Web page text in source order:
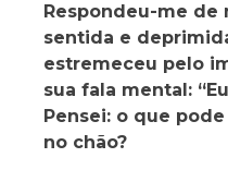
Respondeu-me de
sentida e
estremeceu pelo
sua fala mental:
Pensei: o que
no chão?